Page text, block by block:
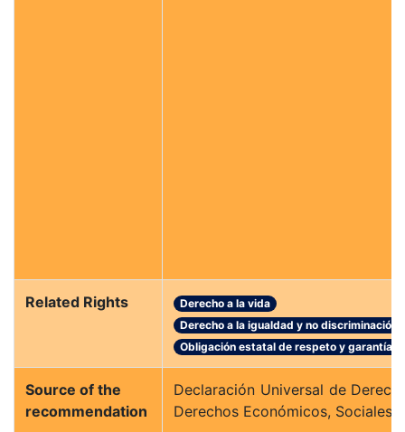
Related Rights
Derecho a la vida
Derecho a la igualdad y no discriminación
Obligación estatal de respeto y garantía
Source of the
recommendation
Declaración Universal de
Derechos Económicos, Sociales